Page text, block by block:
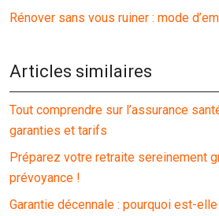
Rénover sans vous ruiner : mode
Articles similaires
Tout comprendre sur l’assurance
garanties et tarifs
Préparez votre retraite sereinement
prévoyance !
Garantie décennale : pourquoi est-